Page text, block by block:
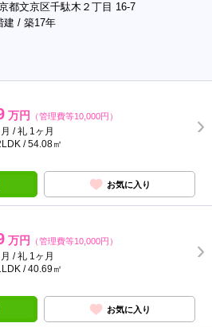
都文京区千駄木２丁目 16-7
建 / 築17年
万円 （管理費等10,000円）
/ 礼 1ヶ月
/ 54.08㎡
お気に入り
万円 （管理費等10,000円）
/ 礼 1ヶ月
/ 40.69㎡
お気に入り